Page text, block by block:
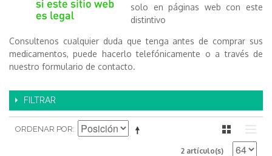
solo en páginas web con este
distintivo
Consultenos cualquier duda que tenga antes de comprar sus
medicamentos, puede hacerlo telefónicamente o a través de
nuestro formulario de contacto.
FILTRAR
ORDENAR POR
2 artículo(s)